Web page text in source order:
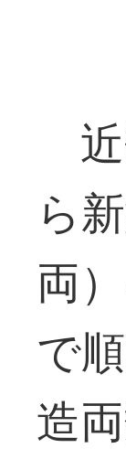
近
ら
両
で
造